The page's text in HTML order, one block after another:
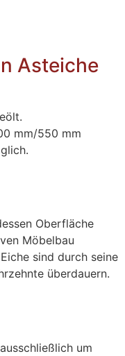
Asteiche
mm/550 mm
Oberfläche
Möbelbau
sind durch seine
überdauern.
um